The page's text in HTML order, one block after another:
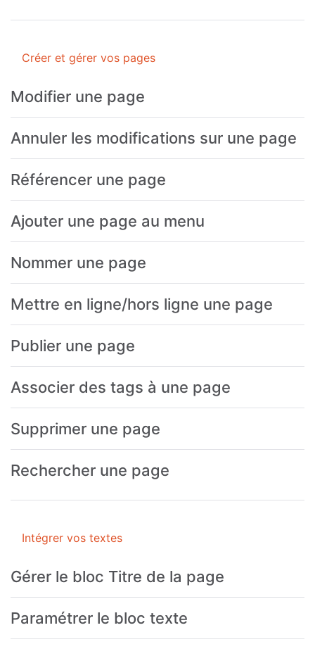
Créer et gérer vos pages
Modifier une page
Annuler les modifications sur une page
Référencer une page
Ajouter une page au menu
Nommer une page
Mettre en ligne/hors ligne une page
Publier une page
Associer des tags à une page
Supprimer une page
Rechercher une page
Intégrer vos textes
Gérer le bloc Titre de la page
Paramétrer le bloc texte